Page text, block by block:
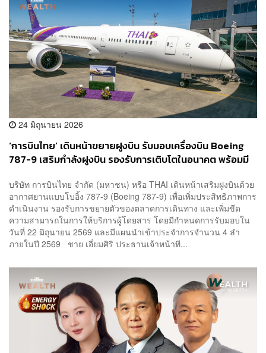
24 มิถุนายน 2026
‘การบินไทย’ เดินหน้าขยายฝูงบิน รับมอบเครื่องบิน Boeing
787-9 เสริมกำลังฝูงบิน รองรับการเติบโตในอนาคต พร้อมมี
บริษัท การบินไทย จำกัด (มหาชน) หรือ THAI เดินหน้าเสริมฝูงบินด้วย
อากาศยานแบบโบอิ้ง 787-9 (Boeing 787-9) เพื่อเพิ่มประสิทธิภาพการ
ดำเนินงาน รองรับการขยายตัวของตลาดการเดินทาง และเพิ่มขีด
ความสามารถในการให้บริการผู้โดยสาร โดยมีกำหนดการรับมอบใน
วันที่ 22 มิถุนายน 2569 และมีแผนนำเข้าประจำการจำนวน 4 ลำ
ภายในปี 2569 ชาย เอี่ยมศิริ ประธานเจ้าหน้าที...